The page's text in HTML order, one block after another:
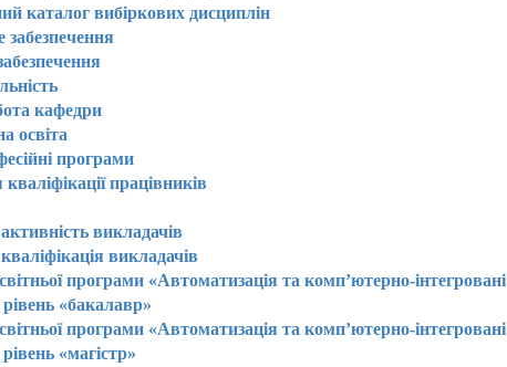
каталог вибіркових дисциплін
забезпечення
кафедри
освіта
програми
працівників
викладачів
викладачів
програми «Автоматизація та комп’ютерно-інтегровані
рівень «бакалавр»
програми «Автоматизація та комп’ютерно-інтегровані
рівень «магістр»